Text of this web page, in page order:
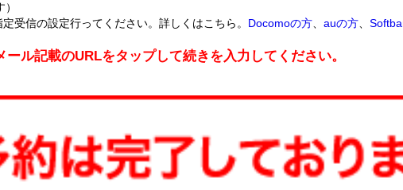
受信の設定行ってください。詳しくはこちら。 Docomoの方、 auの方、
ル記載のURLをタップして続きを入力してください。